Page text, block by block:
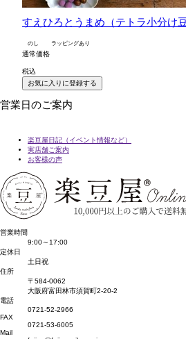
すえひろとうまめ（テトラ小分け
のし ラッピングあり
通常価格
税込
お気に入りに登録する
営業日のご案内
楽豆屋日記（イベント情報など）
実店舗ご案内
お客様の声
営業時間
9:00～17:00
定休日
土日祝
住所
〒584-0062
大阪府富田林市須賀町2-20-2
電話
0721-52-2966
FAX
0721-53-6005
Mail